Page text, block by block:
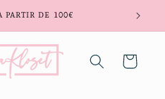
PARTIR DE 100€
Carrinho